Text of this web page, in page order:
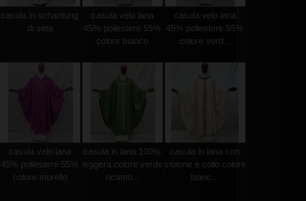
casula in schantung
di seta
casula velo lana
45% poliestere 55%
colore bianco
casula velo lana
45% poliestere 55%
colore verd...
casula velo lana
45% poliestere 55%
colore morello
casula in lana 100%
leggera colore verde
ricamo...
casula in lana con
stolone e collo colore
bianc...